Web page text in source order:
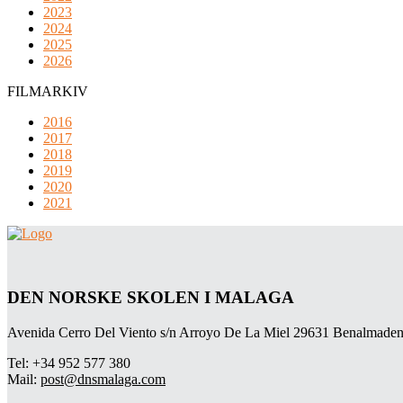
2023
2024
2025
2026
FILMARKIV
2016
2017
2018
2019
2020
2021
DEN NORSKE SKOLEN I MALAGA
Avenida Cerro Del Viento s/n Arroyo De La Miel 29631
Tel: +34 952 577 380
Mail: post@dnsmalaga.com